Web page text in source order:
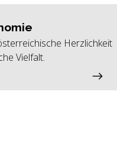
Herzlichkeit
Vielfalt.